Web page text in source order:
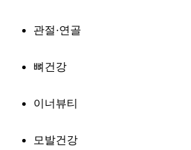
관절·연골
뼈건강
이너뷰티
모발건강